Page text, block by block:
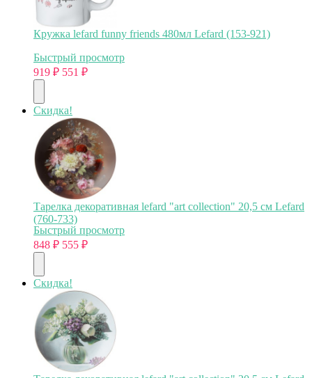
Кружка lefard funny friends 480мл Lefard (153-921)
Быстрый просмотр
919 ₽ 551 ₽
Скидка!
Тарелка декоративная lefard "art collection" 20,5 см Lefard
(760-733)
Быстрый просмотр
848 ₽ 555 ₽
Скидка!